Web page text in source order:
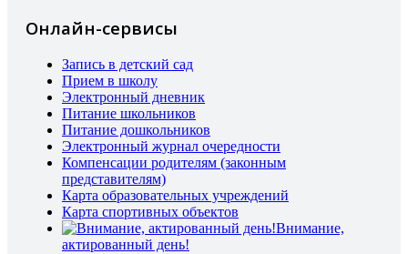
Онлайн-сервисы
Запись в детский сад
Прием в школу
Электронный дневник
Питание школьников
Питание дошкольников
Электронный журнал очередности
Компенсации родителям (законным
представителям)
Карта образовательных учреждений
Карта спортивных объектов
Внимание,
актированный день!